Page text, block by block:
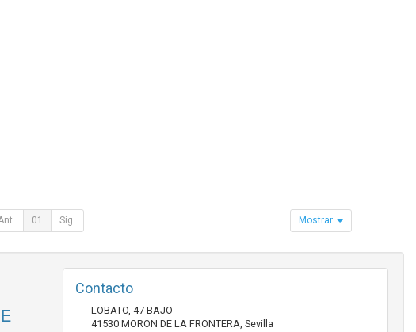
01 Sig. Mostrar
Contacto
LOBATO, 47 BAJO
41530 MORON DE LA FRONTERA, Sevilla